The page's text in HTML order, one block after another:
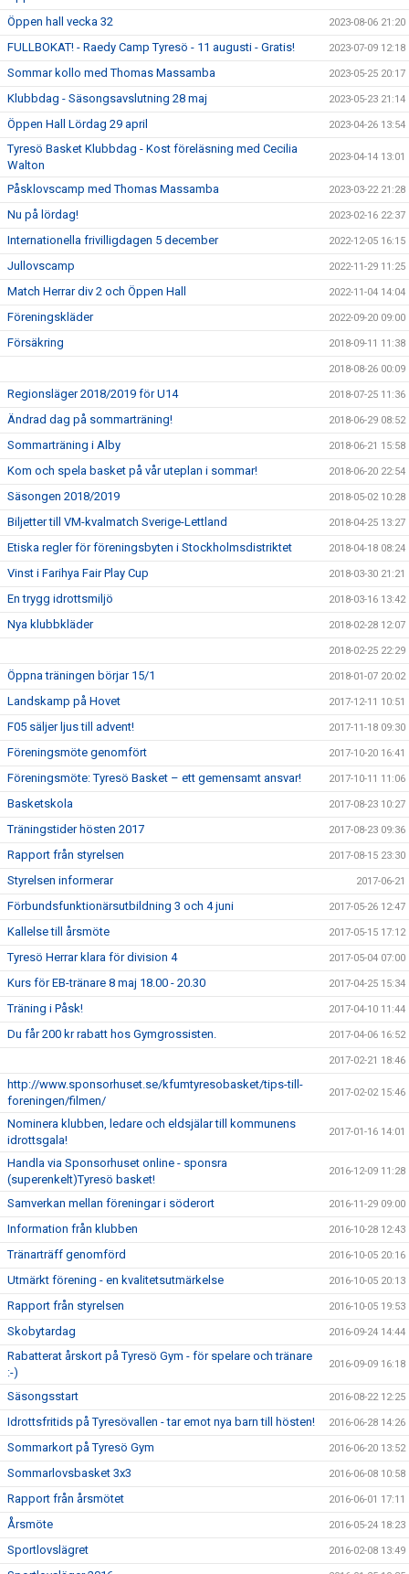
Öppen hall vecka 32 2023-08-06 21:20
FULLBOKAT! - Raedy Camp Tyresö - 11 augusti - Gratis! 2023-07-09 12:18
Sommar kollo med Thomas Massamba 2023-05-25 20:17
Klubbdag - Säsongsavslutning 28 maj 2023-05-23 21:14
Öppen Hall Lördag 29 april 2023-04-26 13:54
Tyresö Basket Klubbdag - Kost föreläsning med Cecilia
Walton
2023-04-14 13:01
Påsklovscamp med Thomas Massamba 2023-03-22 21:28
Nu på lördag! 2023-02-16 22:37
Internationella frivilligdagen 5 december 2022-12-05 16:15
Jullovscamp 2022-11-29 11:25
Match Herrar div 2 och Öppen Hall 2022-11-04 14:04
Föreningskläder 2022-09-20 09:00
Försäkring 2018-09-11 11:38
2018-08-26 00:09
Regionsläger 2018/2019 för U14 2018-07-25 11:36
Ändrad dag på sommarträning! 2018-06-29 08:52
Sommarträning i Alby 2018-06-21 15:58
Kom och spela basket på vår uteplan i sommar! 2018-06-20 22:54
Säsongen 2018/2019 2018-05-02 10:28
Biljetter till VM-kvalmatch Sverige-Lettland 2018-04-25 13:27
Etiska regler för föreningsbyten i Stockholmsdistriktet 2018-04-18 08:24
Vinst i Farihya Fair Play Cup 2018-03-30 21:21
En trygg idrottsmiljö 2018-03-16 13:42
Nya klubbkläder 2018-02-28 12:07
2018-02-25 22:29
Öppna träningen börjar 15/1 2018-01-07 20:02
Landskamp på Hovet 2017-12-11 10:51
F05 säljer ljus till advent! 2017-11-18 09:30
Föreningsmöte genomfört 2017-10-20 16:41
Föreningsmöte: Tyresö Basket – ett gemensamt ansvar! 2017-10-11 11:06
Basketskola 2017-08-23 10:27
Träningstider hösten 2017 2017-08-23 09:36
Rapport från styrelsen 2017-08-15 23:30
Styrelsen informerar 2017-06-21
Förbundsfunktionärsutbildning 3 och 4 juni 2017-05-26 12:47
Kallelse till årsmöte 2017-05-15 17:12
Tyresö Herrar klara för division 4 2017-05-04 07:00
Kurs för EB-tränare 8 maj 18.00 - 20.30 2017-04-25 15:34
Träning i Påsk! 2017-04-10 11:44
Du får 200 kr rabatt hos Gymgrossisten. 2017-04-06 16:52
2017-02-21 18:46
http://www.sponsorhuset.se/kfumtyresobasket/tips-till-
foreningen/filmen/
2017-02-02 15:46
Nominera klubben, ledare och eldsjälar till kommunens
idrottsgala!
2017-01-16 14:01
Handla via Sponsorhuset online - sponsra
(superenkelt)Tyresö basket!
2016-12-09 11:28
Samverkan mellan föreningar i söderort 2016-11-29 09:00
Information från klubben 2016-10-28 12:43
Tränarträff genomförd 2016-10-05 20:16
Utmärkt förening - en kvalitetsutmärkelse 2016-10-05 20:13
Rapport från styrelsen 2016-10-05 19:53
Skobytardag 2016-09-24 14:44
Rabatterat årskort på Tyresö Gym - för spelare och tränare
:-)
2016-09-09 16:18
Säsongsstart 2016-08-22 12:25
Idrottsfritids på Tyresövallen - tar emot nya barn till hösten! 2016-06-28 14:26
Sommarkort på Tyresö Gym 2016-06-20 13:52
Sommarlovsbasket 3x3 2016-06-08 10:58
Rapport från årsmötet 2016-06-01 17:11
Årsmöte 2016-05-24 18:23
Sportlovslägret 2016-02-08 13:49